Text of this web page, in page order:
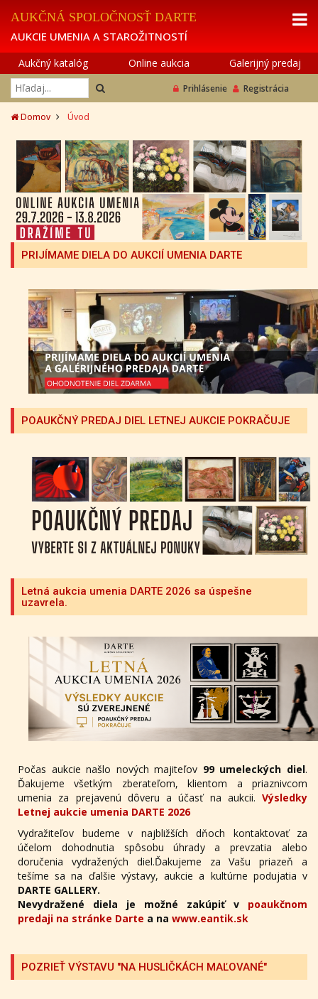
AUKČNÁ SPOLOČNOSŤ DARTE
AUKCIE UMENIA A STAROŽITNOSTÍ
Aukčný katalóg Online aukcia Galerijný predaj
Prihlásenie Registrácia
Domov Úvod
PRIJÍMAME DIELA DO AUKCIÍ UMENIA DARTE
POAUKČNÝ PREDAJ DIEL LETNEJ AUKCIE POKRAČUJE
Letná aukcia umenia DARTE 2026 sa úspešne
uzavrela.
Počas aukcie našlo nových majiteľov 99 umeleckých diel.
Ďakujeme všetkým zberateľom, klientom a priaznivcom
umenia za prejavenú dôveru a účasť na aukcii. Výsledky
Letnej aukcie umenia DARTE 2026
Vydražiteľov budeme v najbližších dňoch kontaktovať za
účelom dohodnutia spôsobu úhrady a prevzatia alebo
doručenia vydražených diel.Ďakujeme za Vašu priazeň a
tešíme sa na ďalšie výstavy, aukcie a kultúrne podujatia v
DARTE GALLERY.
Nevydražené diela je možné zakúpiť v poaukčnom
predaji na stránke Darte a na www.eantik.sk
POZRIEŤ VÝSTAVU "NA HUSLIČKÁCH MAĽOVANÉ"